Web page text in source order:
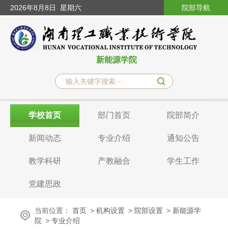
2026年8月8日 星期六 院部导航
新能源学院
学校首页 部门首页 院部简介
新闻动态 专业介绍 通知公告
教学科研 产教融合 学生工作
党建思政
当前位置： 首页 > 机构设置 > 院部设置 > 新能源学
院 > 专业介绍